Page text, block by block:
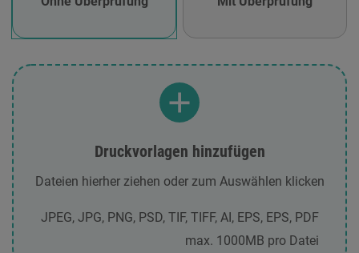
Druckvorlagen hinzufügen
Dateien hierher ziehen oder zum Auswählen klicken
JPEG, JPG, PNG, PSD, TIF, TIFF, AI, EPS, EPS, PDF
max. 1000MB pro Datei